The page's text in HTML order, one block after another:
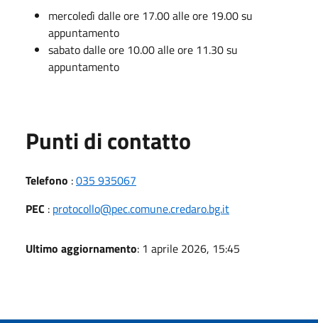
mercoledì dalle ore 17.00 alle ore 19.00 su
appuntamento
sabato dalle ore 10.00 alle ore 11.30 su
appuntamento
Punti di contatto
Telefono :035 935067
PEC : protocollo@pec.comune.credaro.bg.it
Ultimo aggiornamento: 1 aprile 2026, 15:45